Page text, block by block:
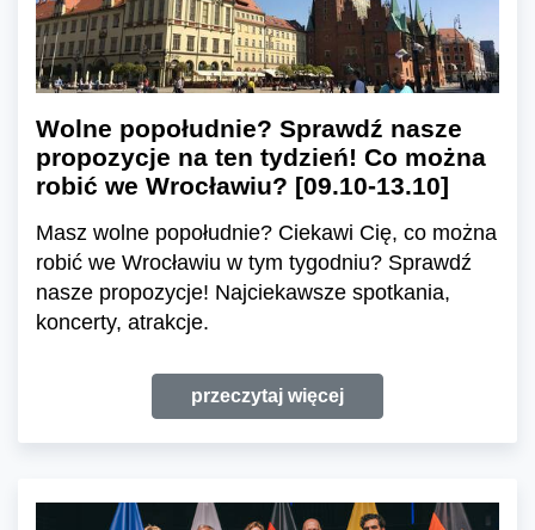
Wolne popołudnie? Sprawdź nasze
propozycje na ten tydzień! Co można
robić we Wrocławiu? [09.10-13.10]
Masz wolne popołudnie? Ciekawi Cię, co można
robić we Wrocławiu w tym tygodniu? Sprawdź
nasze propozycje! Najciekawsze spotkania,
koncerty, atrakcje.
przeczytaj więcej